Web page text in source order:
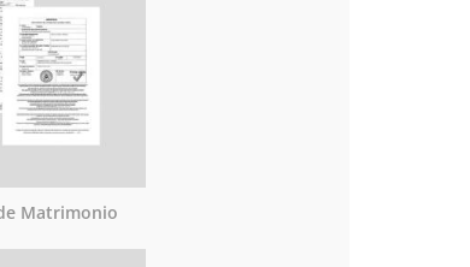
Matrimonio